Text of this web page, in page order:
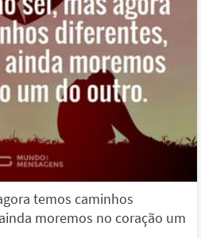
temos caminhos
moremos no coração um